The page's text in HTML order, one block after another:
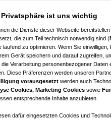
Privatsphäre ist uns wichtig
die Dienste dieser Webseite
die zum Teil technisch notwendig sind (
laufend zu optimieren. Wenn Sie
Gerät speichern und darauf zugreifen,
die Verarbeitung personenbezogener
Diese Präferenzen werden unseren
vorausgesetzt werden auch
Cookies, Marketing Cookies sowie
entsprechende Inhalte anzubieten.
dafür eingesetzten Cookies und